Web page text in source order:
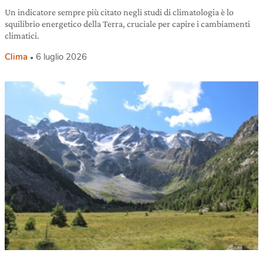
Un indicatore sempre più citato negli studi di climatologia è lo
squilibrio energetico della Terra, cruciale per capire i cambiamenti
climatici.
Clima 6 luglio 2026